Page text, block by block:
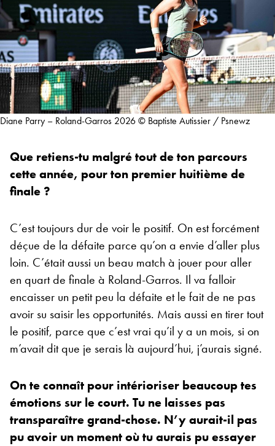
Diane Parry – Roland-Garros 2026 © Baptiste Autissier / Psnewz
Que retiens-tu malgré tout de ton parcours
cette année, pour ton premier huitième de
finale ?
C’est toujours dur de voir le positif. On est forcément
déçue de la défaite parce qu’on a envie d’aller plus
loin. C’était aussi un beau match à jouer pour aller
en quart de finale à Roland-Garros. Il va falloir
encaisser un petit peu la défaite et le fait de ne pas
avoir su saisir les opportunités. Mais aussi en tirer tout
le positif, parce que c’est vrai qu’il y a un mois, si on
m’avait dit que je serais là aujourd’hui, j’aurais signé.
On te connaît pour intérioriser beaucoup tes
émotions sur le court. Tu ne laisses pas
transparaître grand-chose. N’y aurait-il pas
pu avoir un moment où tu aurais pu essayer